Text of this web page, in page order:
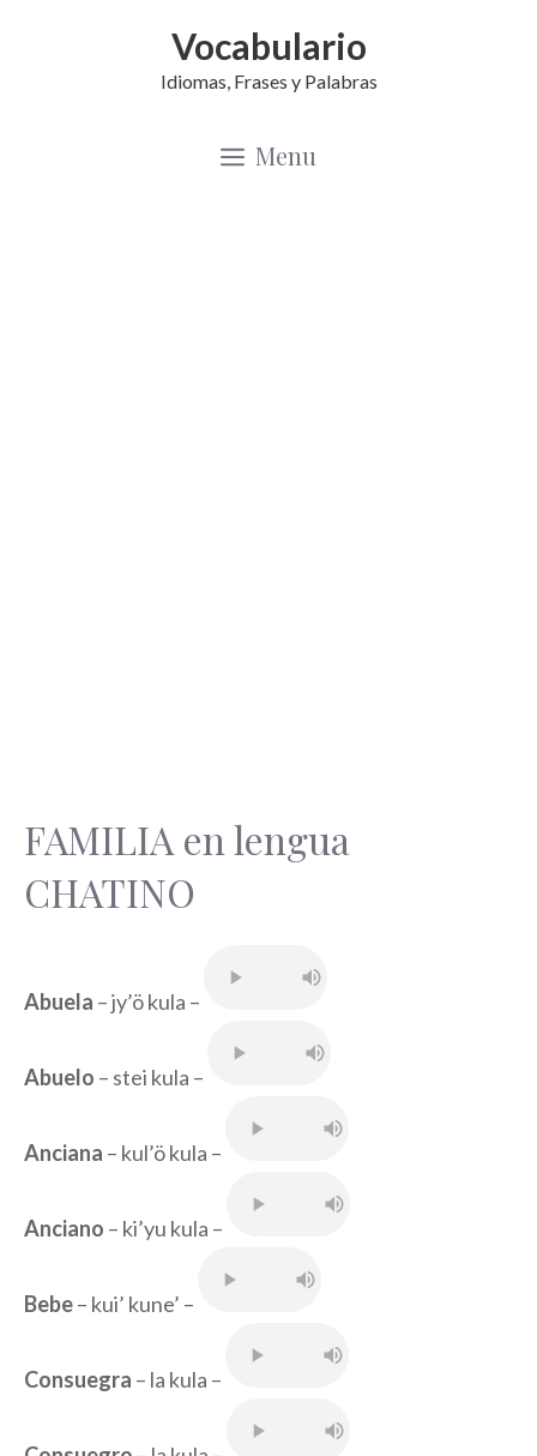
Vocabulario
Idiomas, Frases y Palabras
Menu
FAMILIA en lengua
CHATINO
Abuela – jy’ö kula –
Abuelo – stei kula –
Anciana – kul’ö kula –
Anciano – ki’yu kula –
Bebe– kui’ kune’ –
Consuegra – la kula –